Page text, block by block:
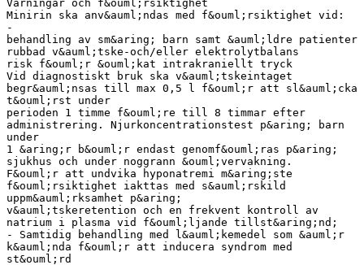
Varningar och f&ouml;rsiktighet
Minirin ska anv&auml;ndas med f&ouml;rsiktighet vid:
-
behandling av sm&aring; barn samt &auml;ldre patienter
rubbad v&auml;tske-och/eller elektrolytbalans
risk f&ouml;r &ouml;kat intrakraniellt tryck
Vid diagnostiskt bruk ska v&auml;tskeintaget
begr&auml;nsas till max 0,5 l f&ouml;r att sl&auml;cka
t&ouml;rst under
perioden 1 timme f&ouml;re till 8 timmar efter
administrering. Njurkoncentrationstest p&aring; barn
under
1 &aring;r b&ouml;r endast genomf&ouml;ras p&aring;
sjukhus och under noggrann &ouml;vervakning.
F&ouml;r att undvika hyponatremi m&aring;ste
f&ouml;rsiktighet iakttas med s&auml;rskild
uppm&auml;rksamhet p&aring;
v&auml;tskeretention och en frekvent kontroll av
natrium i plasma vid f&ouml;ljande tillst&aring;nd;
- Samtidig behandling med l&auml;kemedel som &auml;r
k&auml;nda f&ouml;r att inducera syndrom med
st&ouml;rd